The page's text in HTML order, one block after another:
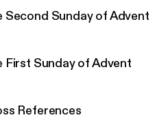
Second Sunday of Advent
First Sunday of Advent
References